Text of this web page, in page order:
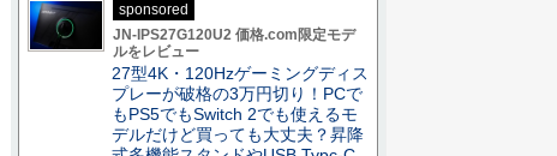
sponsored
JN-IPS27G120U2 価格.com限定モデ
ルをレビュー
27型4K・120Hzゲーミングディス
プレーが破格の3万円切り！PCで
もPS5でもSwitch 2でも使えるモ
デルだけど買っても大丈夫？昇降